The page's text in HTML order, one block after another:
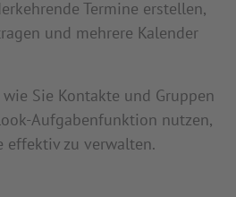
Termine erstellen,
und mehrere Kalender
Sie Kontakte und Gruppen
Aufgabenfunktion nutzen,
effektiv zu verwalten.